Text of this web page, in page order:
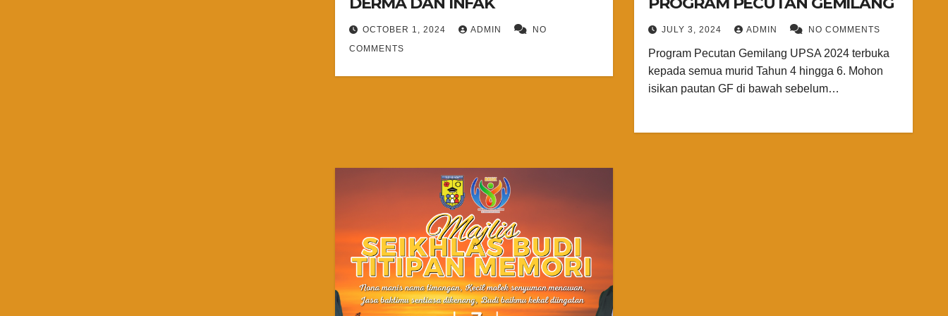
OCTOBER 1, 2024 ADMIN
NO
COMMENTS
JULY 3, 2024 ADMIN NO COMMENTS
Program Pecutan Gemilang UPSA 2024 terbuka
kepada semua murid Tahun 4 hingga 6. Mohon
isikan pautan GF di bawah sebelum…